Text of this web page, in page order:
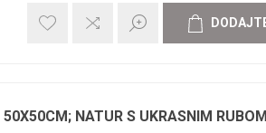
NATUR S UKRASNIM RUBOM